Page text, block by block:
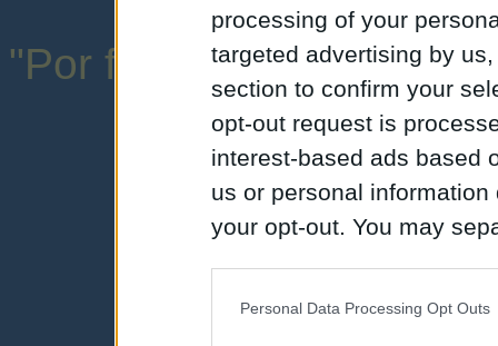
processing of your
targeted advertising by
section to confirm your
opt-out request is
interest-based ads based
us or personal
your opt-out. You may
Personal Data Processing Opt Outs
"Por favor, no abuse de
una expresión